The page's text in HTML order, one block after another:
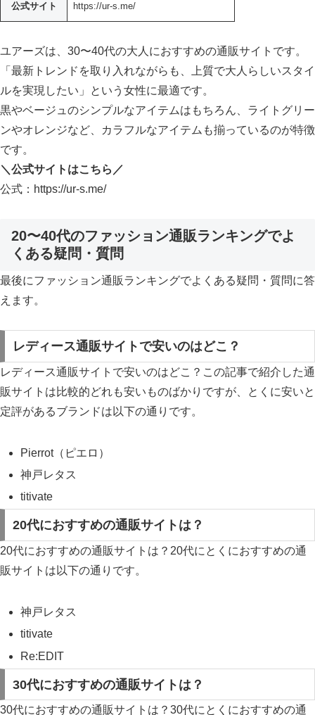
公式サイト https://ur-s.me/
ユアーズは、30〜40代の大人におすすめの通販サイトです。
「最新トレンドを取り入れながらも、上質で大人らしいスタイ
ルを実現したい」という女性に最適です。
黒やベージュのシンプルなアイテムはもちろん、ライトグリー
ンやオレンジなど、カラフルなアイテムも揃っているのが特徴
です。
＼公式サイトはこちら／
公式：https://ur-s.me/
20〜40代のファッション通販ランキングでよ
くある疑問・質問
最後にファッション通販ランキングでよくある疑問・質問に答
えます。
レディース通販サイトで安いのはどこ？
レディース通販サイトで安いのはどこ？この記事で紹介した通
販サイトは比較的どれも安いものばかりですが、とくに安いと
定評があるブランドは以下の通りです。
Pierrot（ピエロ）
神戸レタス
titivate
20代におすすめの通販サイトは？
20代におすすめの通販サイトは？20代にとくにおすすめの通
販サイトは以下の通りです。
神戸レタス
titivate
Re:EDIT
30代におすすめの通販サイトは？
30代におすすめの通販サイトは？30代にとくにおすすめの通